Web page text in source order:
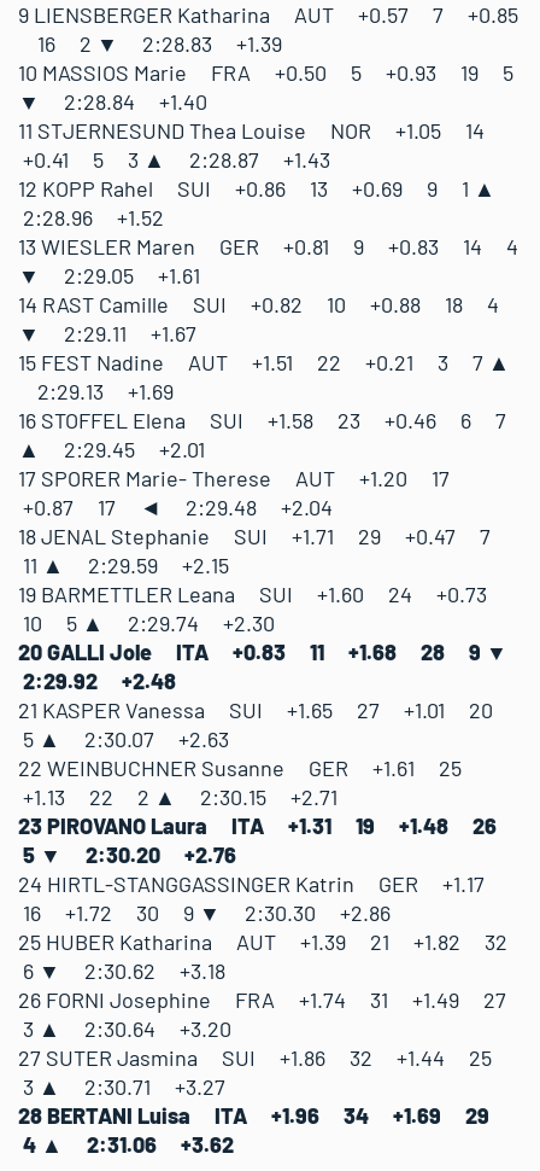
9 LIENSBERGER Katharina AUT +0.57 7 +0.85
16 2 ▼ 2:28.83 +1.39
10 MASSIOS Marie FRA +0.50 5 +0.93 19 5
▼ 2:28.84 +1.40
11 STJERNESUND Thea Louise NOR +1.05 14
+0.41 5 3 ▲ 2:28.87 +1.43
12 KOPP Rahel SUI +0.86 13 +0.69 9 1 ▲
2:28.96 +1.52
13 WIESLER Maren GER +0.81 9 +0.83 14 4
▼ 2:29.05 +1.61
14 RAST Camille SUI +0.82 10 +0.88 18 4
▼ 2:29.11 +1.67
15 FEST Nadine AUT +1.51 22 +0.21 3 7 ▲
2:29.13 +1.69
16 STOFFEL Elena SUI +1.58 23 +0.46 6 7
▲ 2:29.45 +2.01
17 SPORER Marie- Therese AUT +1.20 17
+0.87 17 ◄ 2:29.48 +2.04
18 JENAL Stephanie SUI +1.71 29 +0.47 7
11 ▲ 2:29.59 +2.15
19 BARMETTLER Leana SUI +1.60 24 +0.73
10 5 ▲ 2:29.74 +2.30
20 GALLI Jole ITA +0.83 11 +1.68 28 9 ▼
2:29.92 +2.48
21 KASPER Vanessa SUI +1.65 27 +1.01 20
5 ▲ 2:30.07 +2.63
22 WEINBUCHNER Susanne GER +1.61 25
+1.13 22 2 ▲ 2:30.15 +2.71
23 PIROVANO Laura ITA +1.31 19 +1.48 26
5 ▼ 2:30.20 +2.76
24 HIRTL-STANGGASSINGER Katrin GER +1.17
16 +1.72 30 9 ▼ 2:30.30 +2.86
25 HUBER Katharina AUT +1.39 21 +1.82 32
6 ▼ 2:30.62 +3.18
26 FORNI Josephine FRA +1.74 31 +1.49 27
3 ▲ 2:30.64 +3.20
27 SUTER Jasmina SUI +1.86 32 +1.44 25
3 ▲ 2:30.71 +3.27
28 BERTANI Luisa ITA +1.96 34 +1.69 29
4 ▲ 2:31.06 +3.62